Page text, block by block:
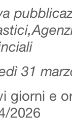
31
giorni e
2026